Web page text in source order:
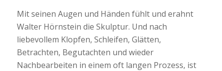
Mit seinen Augen und Händen fühlt und erahnt
Walter Hörnstein die Skulptur. Und nach
liebevollem Klopfen, Schleifen, Glätten,
Betrachten, Begutachten und wieder
Nachbearbeiten in einem oft langen Prozess, ist